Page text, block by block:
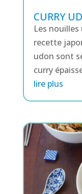
CURRY
Les
recette
udon sont
curry
lire plus